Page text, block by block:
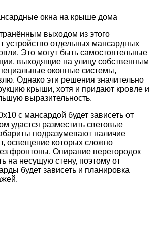
окна на крыше дома
выходом из этого
устройство отдельных мансардных
Это могут быть самостоятельные
выходящие на улицу собственным
оконные системы,
Однако эти решения значительно
крыши, хотя и придают кровле и
выразительность.
с мансардой будет зависеть от
удастся разместить световые
подразумевают наличие
освещение которых сложно
фронтоны. Опирание перегородок
на несущую стену, поэтому от
будет зависеть и планировка